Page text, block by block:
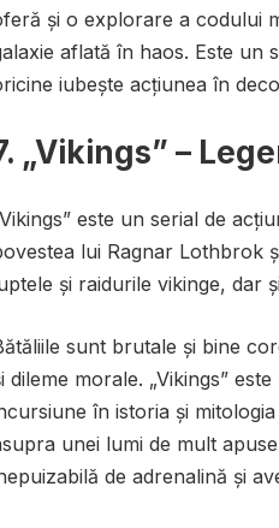
și o explorare a codului
aflată în haos. Este un
iubește acțiunea în
„Vikings” –
este un serial de
lui Ragnar Lothbrok
și raidurile vikinge, dar
sunt brutale și bine
dileme morale. „Vikings”
în istoria și
unei lumi de mult
de adrenalină și